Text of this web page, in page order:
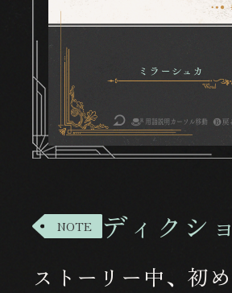
NOTE ディクシ
ストーリー中、初